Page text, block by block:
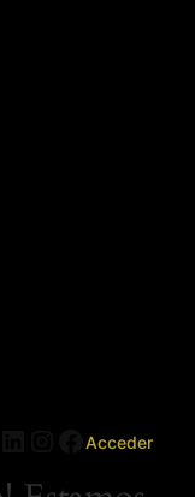
LinkedIn
Instagram
Facebook
Acceder